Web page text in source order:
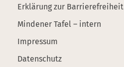
Erklärung zur Barrierefreiheit
Mindener Tafel – intern
Impressum
Datenschutz